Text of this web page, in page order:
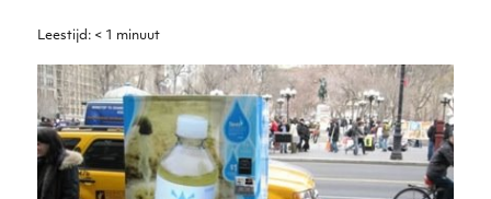
Leestijd: < 1 minuut